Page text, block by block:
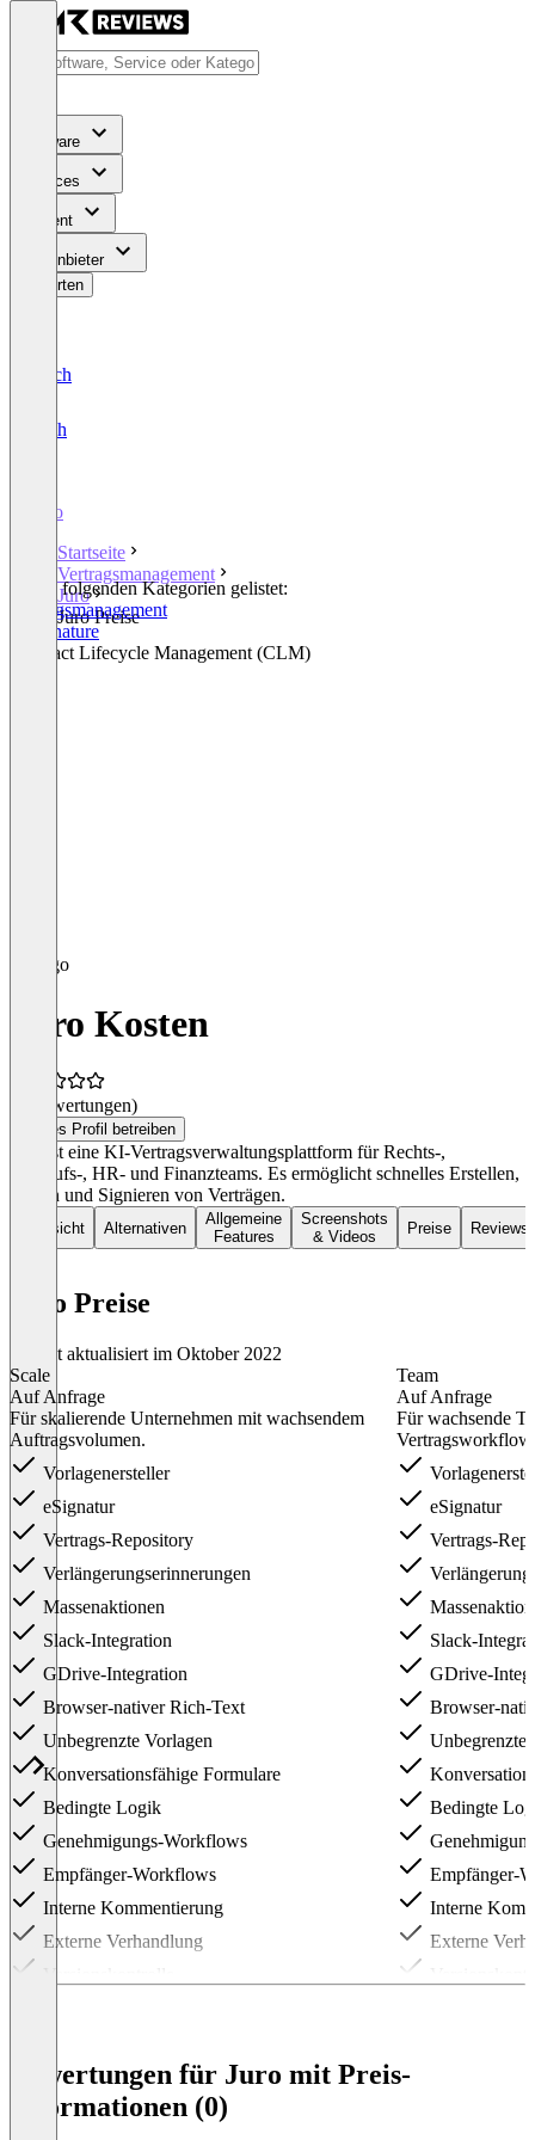
Software
Services
Content
Für Anbieter
Bewerten
Deutsch
English
Juro
Startseite
Vertragsmanagement
Juro
Juro Preise
In den folgenden Kategorien gelistet:
Vertragsmanagement
E-Signature
Contract Lifecycle Management (CLM)
Juro Kosten
(0 Bewertungen)
Dieses Profil betreiben
Juro ist eine KI-Vertragsverwaltungsplattform für Rechts-,
Verkaufs-, HR- und Finanzteams. Es ermöglicht schnelles Erstellen,
Prüfen und Signieren von Verträgen.
Übersicht Alternativen
Allgemeine
Features
Screenshots
& Videos
Preise Reviews
Juro Preise
Zuletzt aktualisiert im Oktober 2022
Scale
Auf Anfrage
Für skalierende Unternehmen mit wachsendem
Auftragsvolumen.
Vorlagenersteller
eSignatur
Vertrags-Repository
Verlängerungserinnerungen
Massenaktionen
Slack-Integration
GDrive-Integration
Browser-nativer Rich-Text
Unbegrenzte Vorlagen
Konversationsfähige Formulare
Bedingte Logik
Genehmigungs-Workflows
Empfänger-Workflows
Interne Kommentierung
Externe Verhandlung
Kanban-Dashboard
Erneuerungserinnerungen
Team
Auf Anfrage
Für wachsende
eSignatur
Vertrags-
Slack-
GDrive-
Browser-
Unbegrenzte
Bedingte
Empfänger-
Interne
Externe
Bewertungen für Juro mit Preis-
Informationen (0)